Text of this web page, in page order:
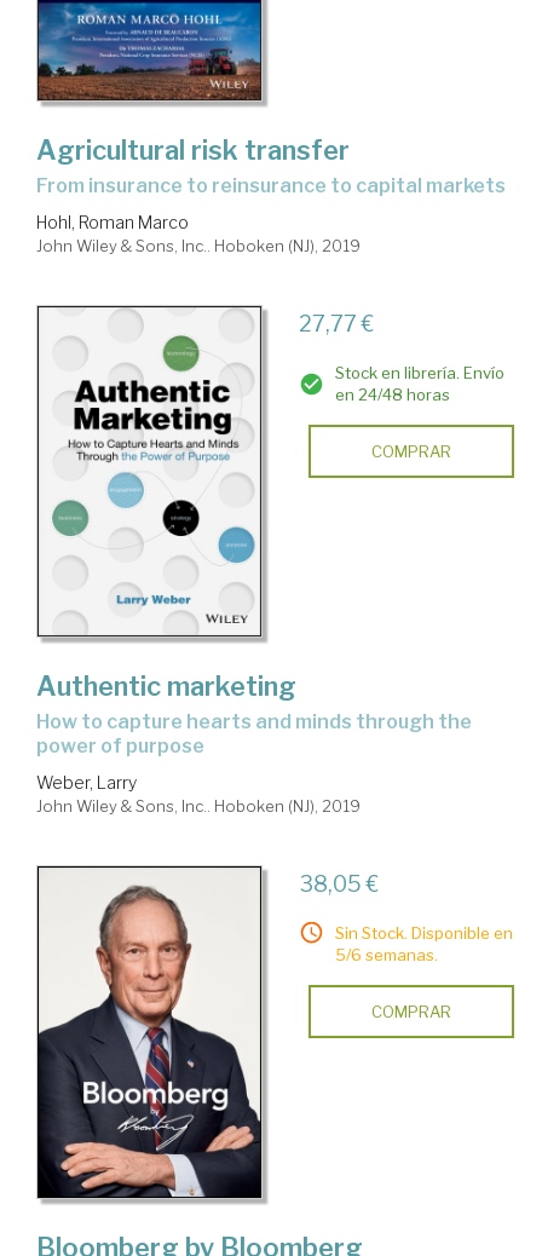
Agricultural risk transfer
from insurance to reinsurance to capital markets
Hohl, Roman Marco
John Wiley & Sons, Inc.. Hoboken (NJ), 2019
27,77 €
Stock en librería. Envío
en 24/48 horas
COMPRAR
Authentic marketing
how to capture hearts and minds through the
power of purpose
Weber, Larry
John Wiley & Sons, Inc.. Hoboken (NJ), 2019
38,05 €
Sin Stock. Disponible en
5/6 semanas.
COMPRAR
Bloomberg by Bloomberg